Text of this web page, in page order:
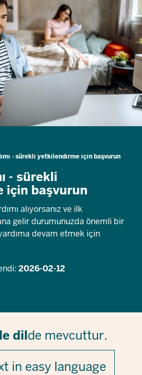
- sürekli yetkilendirme için başvurun
- sürekli
için başvurun
alıyorsanız ve ilk
gelir durumunuzda önemli bir
devam etmek için
2026-02-12
dilde mevcuttur.
in easy language